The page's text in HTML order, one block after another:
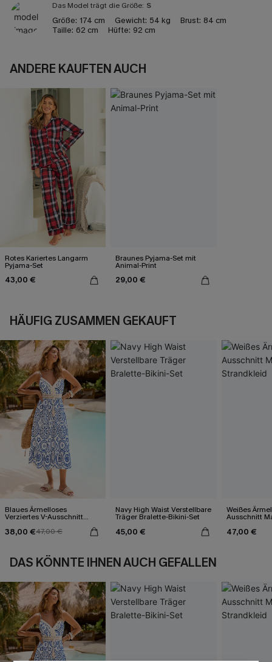
Das Model trägt die Größe: S
Größe: 174 cm Gewicht: 54 kg Brust: 84 cm
Taille: 62 cm Hüfte: 92 cm
ANDERE KAUFTEN AUCH
Rotes Kariertes Langarm
Pyjama-Set
43,00 €
Braunes Pyjama-Set mit
Animal-Print
29,00 €
HÄUFIG ZUSAMMEN GEKAUFT
Blaues Ärmelloses
Verziertes V-Ausschnitt
38,00 €47,00 €
Navy High Waist Verstellbare
Träger Bralette-Bikini-Set
45,00 €
Weißes
Ausschnitt
47,00 €
DAS KÖNNTE IHNEN AUCH GEFALLEN